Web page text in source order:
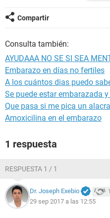
NORMAL O ES MUY PRONTO!!
Compartir
Consulta también:
AYUDAAA NO SE SI SEA
Embarazo en días no fertiles
A los cuántos dias puedo
Se puede estar embarazada
Que pasa si me pica un
Amoxicilina en el embarazo
1 respuesta
RESPUESTA 1 / 1
Dr. Joseph Exebio
29 sep 2017 a las 12:55